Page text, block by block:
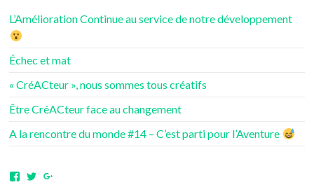
L’Amélioration Continue au service de notre développement
Échec et mat
« CréACteur », nous sommes tous créatifs
Être CréACteur face au changement
A la rencontre du monde #14 – C’est parti pour l’Aventure
Voir Voir